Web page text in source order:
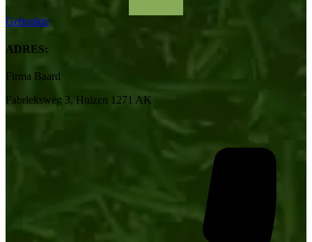
Gebruikte
ADRES:
Firma Baard
Fabrieksweg 3, Huizen 1271 AK